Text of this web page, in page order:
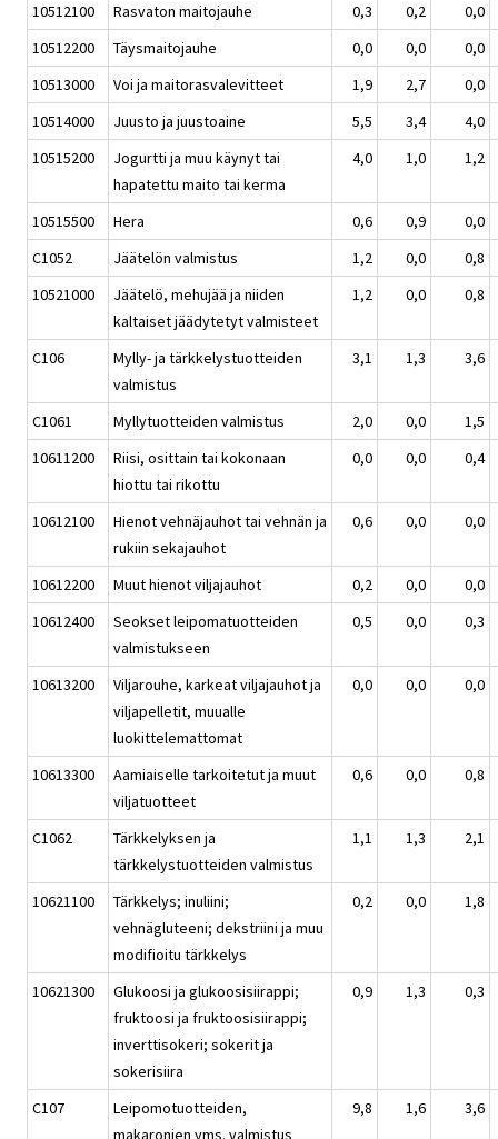
10512100 Rasvaton maitojauhe 0,3 0,2
0,0
10512200
Täysmaitojauhe 0,0 0,0
0,0
10513000
Voi ja maitorasvalevitteet 1,9 2,7
0,0
10514000
Juusto ja juustoaine 5,5 3,4
4,0
10515200
Jogurtti ja muu käynyt tai
hapatettu maito tai kerma
4,0 1,0 1,2
10515500 Hera 0,6 0,9
0,0
C1052
Jäätelön valmistus 1,2 0,0
0,8
10521000
Jäätelö, mehujää ja niiden
kaltaiset jäädytetyt valmisteet
1,2 0,0 0,8
C106
Mylly- ja tärkkelystuotteiden
valmistus
3,1 1,3 3,6
C1061 Myllytuotteiden valmistus 2,0 0,0
1,5
10611200
Riisi, osittain tai kokonaan
hiottu tai rikottu
0,0 0,0 0,4
10612100
Hienot vehnäjauhot tai vehnän ja
rukiin sekajauhot
0,6 0,0 0,0
10612200 Muut hienot viljajauhot 0,2 0,0
0,0
10612400
Seokset leipomatuotteiden
valmistukseen
0,5 0,0 0,3
10613200
Viljarouhe, karkeat viljajauhot ja
viljapelletit, muualle
luokittelemattomat
0,0 0,0 0,0
10613300
Aamiaiselle tarkoitetut ja muut
viljatuotteet
0,6 0,0 0,8
C1062
Tärkkelyksen ja
tärkkelystuotteiden valmistus
1,1 1,3 2,1
10621100
Tärkkelys; inuliini;
vehnägluteeni; dekstriini ja muu
modifioitu tärkkelys
0,2 0,0 1,8
10621300
Glukoosi ja glukoosisiirappi;
fruktoosi ja fruktoosisiirappi;
inverttisokeri; sokerit ja
sokerisiira
0,9 1,3 0,3
C107
Leipomotuotteiden,
makaronien yms. valmistus
9,8 1,6 3,6